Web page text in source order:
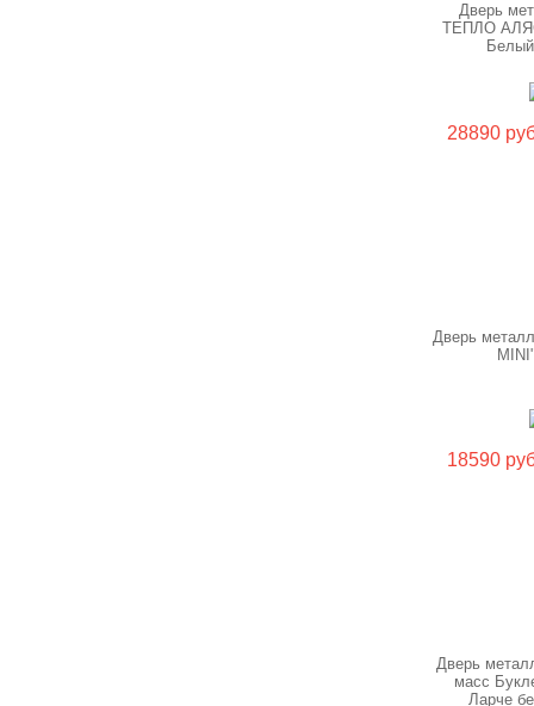
Дверь
ТЕПЛО
28890
Дверь
18590
Дверь
масс
Ларче